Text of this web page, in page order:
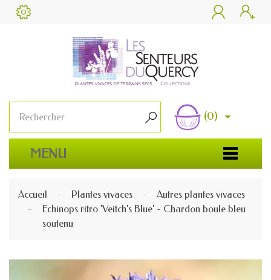
 
 (0)
MENU
Accueil Plantes vivaces
Autres plantes vivaces
Echinops ritro 'Veitch's Blue' - Chardon boule bleu
soutenu